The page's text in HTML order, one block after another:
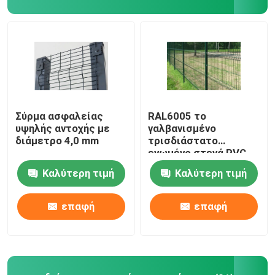
Σχετικά με εμάς
Γύρος εργοστασίων
Επικοινωνήστε μαζί μας
Σύρμα ασφαλείας
υψηλής αντοχής με
διάμετρο 4,0 mm
Καλύτερη τιμή
επαφή
RAL6005 το
γαλβανισμένο
τρισδιάστατο
ενωμένο στενά PVC
φρακτών πλέγματος
καλωδίων έντυσε τις
τρισδιάστατες
επιτροπές
πλέγματος καλωδίων
Καλύτερη τιμή
επαφή